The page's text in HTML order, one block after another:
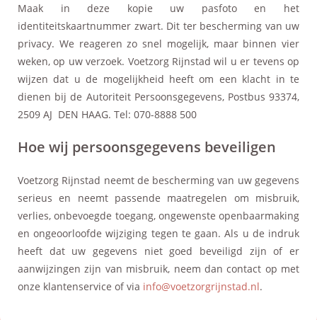
Maak in deze kopie uw pasfoto en het
identiteitskaartnummer zwart. Dit ter bescherming van uw
privacy. We reageren zo snel mogelijk, maar binnen vier
weken, op uw verzoek. Voetzorg Rijnstad wil u er tevens op
wijzen dat u de mogelijkheid heeft om een klacht in te
dienen bij de Autoriteit Persoonsgegevens, Postbus 93374,
2509 AJ DEN HAAG. Tel: 070-8888 500
Hoe wij persoonsgegevens beveiligen
Voetzorg Rijnstad neemt de bescherming van uw gegevens
serieus en neemt passende maatregelen om misbruik,
verlies, onbevoegde toegang, ongewenste openbaarmaking
en ongeoorloofde wijziging tegen te gaan. Als u de indruk
heeft dat uw gegevens niet goed beveiligd zijn of er
aanwijzingen zijn van misbruik, neem dan contact op met
onze klantenservice of via info@voetzorgrijnstad.nl.